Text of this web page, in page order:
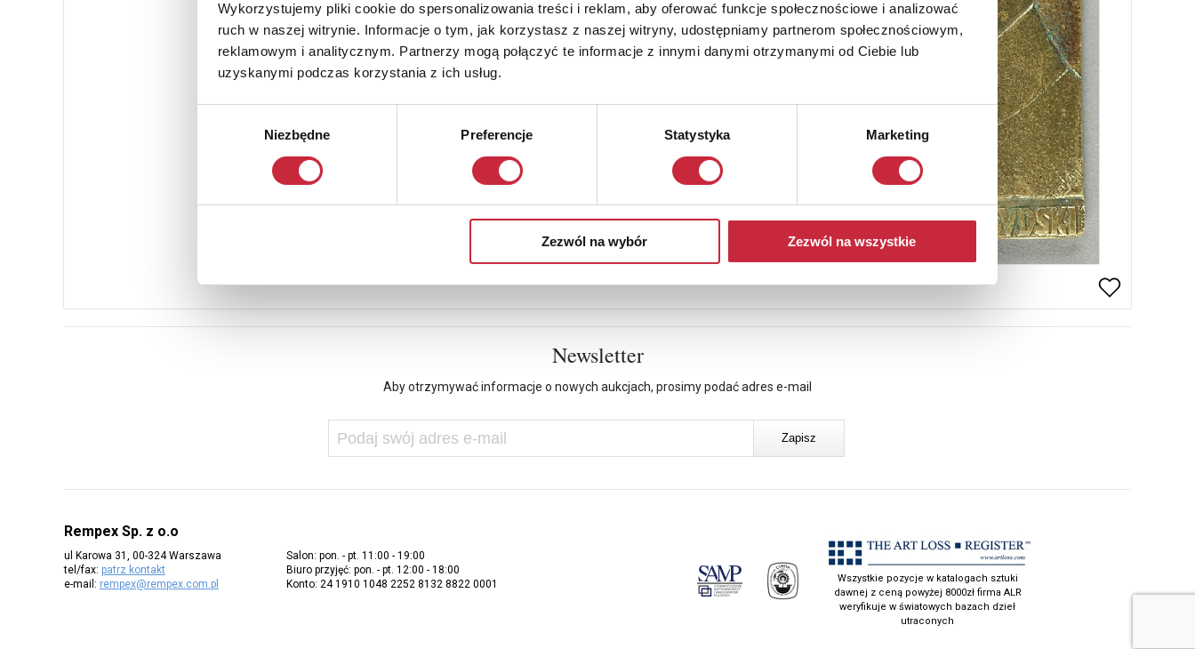
Wykorzystujemy pliki cookie do spersonalizowania treści i reklam, aby oferować funkcje społecznościowe i analizować
ruch w naszej witrynie. Informacje o tym, jak korzystasz z naszej witryny, udostępniamy partnerom społecznościowym,
reklamowym i analitycznym. Partnerzy mogą połączyć te informacje z innymi danymi otrzymanymi od Ciebie lub
uzyskanymi podczas korzystania z ich usług.
Niezbędne Preferencje Statystyka Marketing
Zezwól na wybór Zezwól na wszystkie
Newsletter
Aby otrzymywać informacje o nowych aukcjach, prosimy podać adres e-mail
Rempex Sp. z o.o
ul Karowa 31, 00-324 Warszawa
tel/fax: patrz kontakt
e-mail: rempex@rempex.com.pl
Salon: pon. - pt. 11:00 - 19:00
Biuro przyjęć: pon. - pt. 12:00 - 18:00
Konto: 24 1910 1048 2252 8132 8822 0001
Wszystkie pozycje w katalogach sztuki
dawnej z ceną powyżej 8000zł firma ALR
weryfikuje w światowych bazach dzieł
utraconych